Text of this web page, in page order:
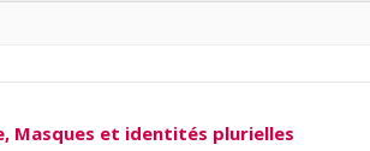
Masques et identités plurielles